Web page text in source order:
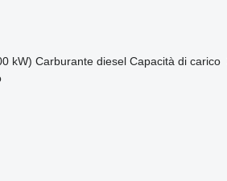
kW) Carburante diesel Capacità di carico